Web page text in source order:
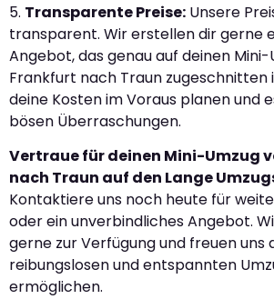
5. Transparente Preise: Unsere
transparent. Wir erstellen dir gerne
Angebot, das genau auf deinen Mini-
Frankfurt nach Traun zugeschnitten
deine Kosten im Voraus planen und
bösen Überraschungen.
Vertraue für deinen Mini-Umzug
nach Traun auf den Lange
Kontaktiere uns noch heute für
oder ein unverbindliches Angebot.
gerne zur Verfügung und freuen uns
reibungslosen und entspannten
ermöglichen.